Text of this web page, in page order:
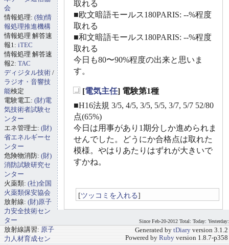
取れる
■欧文暗語モールス180PARIS: --%程度
取れる
■和文暗語モールス180PARIS: --%程度
取れる
今日も80〜90%程度の出来と思いま
す。
[電気主任] 電験第1種
■H16法規 3/5, 4/5, 3/5, 5/5, 3/7, 5/7 52/80
点(65%)
今日は用事があり1期分しか進められま
せんでした。どうにか合格点は取れた
模様。やはりあたりはずれが大きいで
すかね。
[ツッコミを入れる]
会
情報処理: (独)情
報処理推進機構
情報処理 解答速
報1: iTEC
情報処理 解答速
報2: TAC
ディジタル技術 /
ラジオ・音響技
能検定
電験電工: (財)電
気技術者試験セ
ンター
エネ管理士: (財)
省エネルギーセ
ンター
危険物消防: (財)
消防試験研究セ
ンター
火薬類: (社)全国
火薬類保安協会
放射線: (財)原子
力安全技術セン
ター
放射線講習: 原子
力人材育成セン
Since Feb-20-2012 Total: Today: Yesterday:
Generated by tDiary version 3.1.2
Powered by Ruby version 1.8.7-p358